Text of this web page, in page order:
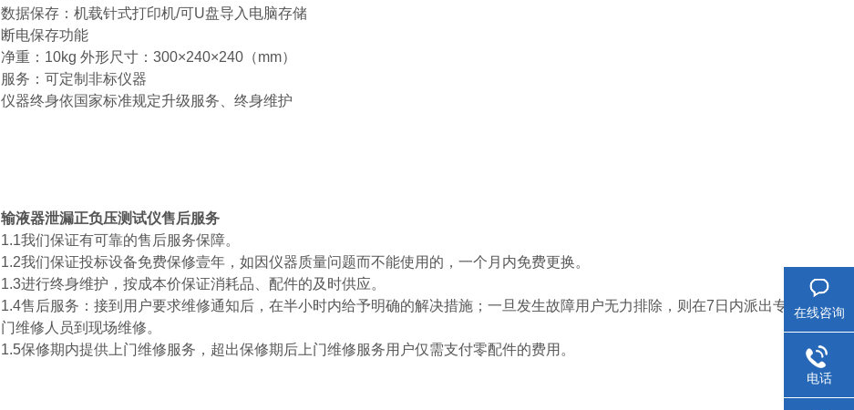
数据保存：机载针式打印机/可U盘导入电脑存储
断电保存功能
净重：10kg 外形尺寸：300×240×240（mm）
服务：可定制非标仪器
仪器终身依国家标准规定升级服务、终身维护
输液器泄漏正负压测试仪售后服务
1.1我们保证有可靠的售后服务保障。
1.2我们保证投标设备免费保修壹年，如因仪器质量问题而不能使用的，一个月内免费更换。
1.3进行终身维护，按成本价保证消耗品、配件的及时供应。
1.4售后服务：接到用户要求维修通知后，在半小时内给予明确的解决措施；一旦发生故障用户无力排除，则在7日内派出专
门维修人员到现场维修。
1.5保修期内提供上门维修服务，超出保修期后上门维修服务用户仅需支付零配件的费用。
在线咨询
电话